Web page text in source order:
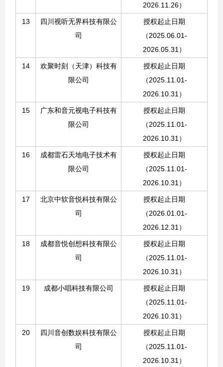
2026.11.26）
13
四川视听无界科技有限公
司
授权起止日期
（2025.06.01-
2026.05.31）
14
欢聚时刻（天津）科技有
限公司
授权起止日期
（2025.11.01-
2026.10.31 ）
15
广东和音元视电子科技有
限公司
授权起止日期
（2025.11.01-
2026.10.31 ）
16
成都雷石天地电子技术有
限公司
授权起止日期
（2025.11.01-
2026.10.31 ）
17
北京中软音悦科技有限公
司
授权起止日期
（2026.01.01-
2026.12.31）
18
成都音悦创想科技有限公
司
授权起止日期
（2025.11.01-
2026.10.31 ）
19 成都小唱科技有限公司
授权起止日期
（2025.11.01-
2026.10.31 ）
20
四川音创数娱科技有限公
司
授权起止日期
（2025.11.01-
2026.10.31 ）